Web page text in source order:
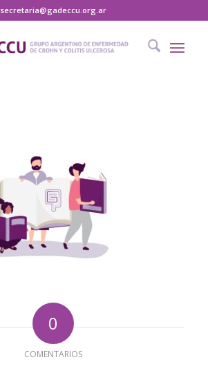
secretaria@gadeccu.org.ar
0
COMENTARIOS